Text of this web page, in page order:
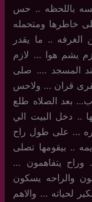
باللحظه .. حس
خاطرها ومتحمله
.. ما يقدر
يشم هوا … لازم
المسجد …. صلى
قران … ولاحس
بعد الصلاه طلع
.. دخل البيت الي
… على طول راح
.. بيقومها تصلى
يتفاهمون …
والراحه يسكون
لحياته … والاهم